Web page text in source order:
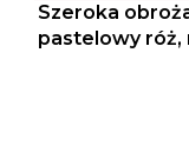
Szeroka
pastelowy róż,